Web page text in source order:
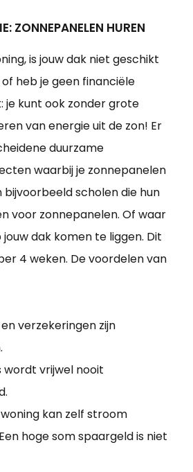
ZONNEPANELEN HUREN
is jouw dak niet geschikt
heb je geen financiële
je kunt ook zonder grote
van energie uit de zon! Er
duurzame
waarbij je zonnepanelen
bijvoorbeeld scholen die hun
voor zonnepanelen. Of waar
dak komen te liggen. Dit
4 weken. De voordelen van
verzekeringen zijn
wordt vrijwel nooit
kan zelf stroom
hoge som spaargeld is niet